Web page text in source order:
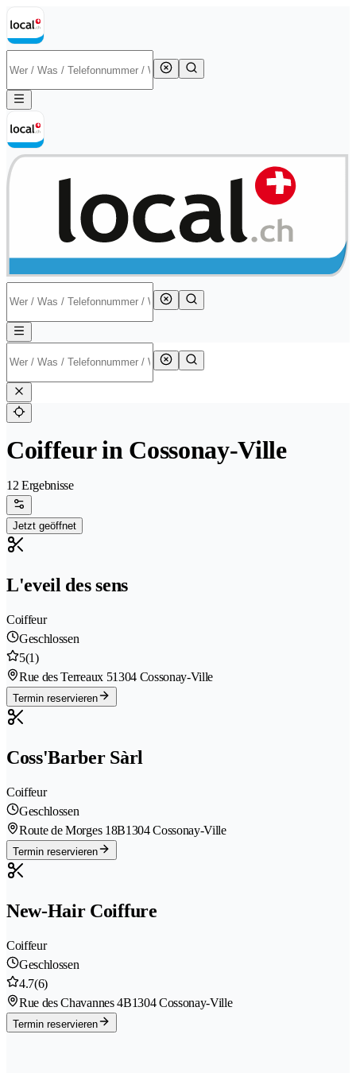
Coiffeur in Cossonay-Ville
12 Ergebnisse
Jetzt geöffnet
L'eveil des sens
Coiffeur
Geschlossen
5(1)
Rue des Terreaux 51304 Cossonay-Ville
Termin reservieren
Coss'Barber Sàrl
Coiffeur
Geschlossen
Route de Morges 18B1304 Cossonay-Ville
Termin reservieren
New-Hair Coiffure
Coiffeur
Geschlossen
4.7(6)
Rue des Chavannes 4B1304 Cossonay-Ville
Termin reservieren